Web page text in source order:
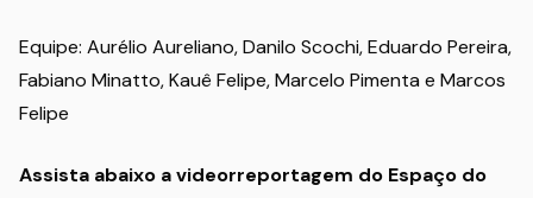
Equipe: Aurélio Aureliano, Danilo Scochi, Eduardo Pereira,
Fabiano Minatto, Kauê Felipe, Marcelo Pimenta e Marcos
Felipe
Assista abaixo a videorreportagem do Espaço do